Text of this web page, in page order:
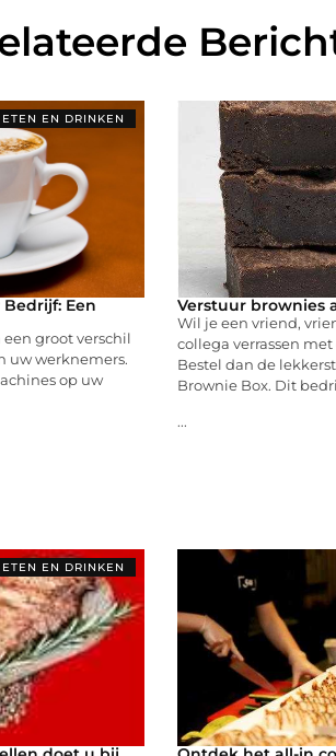
ETEN EN DRINKEN
Een
groot verschil
uw werknemers.
op uw
Verstuur brownies
Wil je een vriend,
collega verrassen
Bestel dan de
Brownie Box. Dit
...
ETEN EN DRINKEN